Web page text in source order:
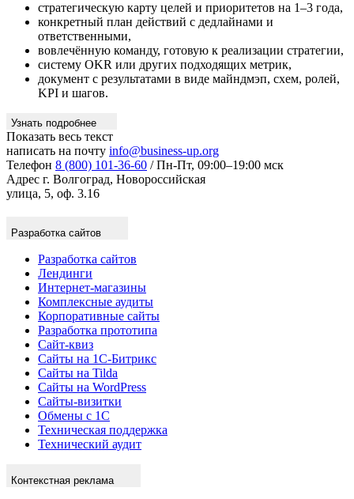
стратегическую карту целей и приоритетов на 1–3 года,
конкретный план действий с дедлайнами и
ответственными,
вовлечённую команду, готовую к реализации стратегии,
систему OKR или других подходящих метрик,
документ с результатами в виде майндмэп, схем, ролей,
KPI и шагов.
Узнать подробнее
Показать весь текст
написать на почту info@business-up.org
Телефон 8 (800) 101-36-60 / Пн-Пт, 09:00–19:00 мск
Адрес г. Волгоград, Новороссийская
улица, 5, оф. 3.16
Разработка сайтов
Разработка сайтов
Лендинги
Интернет-магазины
Комплексные аудиты
Корпоративные сайты
Разработка прототипа
Сайт-квиз
Сайты на 1С-Битрикс
Сайты на Tilda
Сайты на WordPress
Сайты-визитки
Обмены с 1С
Техническая поддержка
Технический аудит
Контекстная реклама